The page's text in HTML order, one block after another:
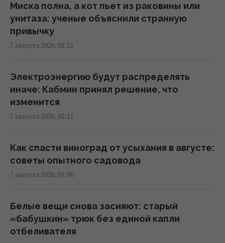
Ученые нашли отпечатки пальцев на
керамике возрастом 8000 лет: что их
удивило
Атака дронов на Москву: аналитики
оценили эффективность работы
российской ПВО
Женщины с дипломами чаще выбирают
успешных мужчин без высшего
Украина ставит Путина на предвыборные
Миска полна, а кот пьет из раковины или
унитаза: ученые объяснили странную
привычку
7 августа 2026, 02:21
Электроэнергию будут распределять
иначе: Кабмин принял решение, что
изменится
7 августа 2026, 02:11
Как спасти виноград от усыхания в августе:
советы опытного садовода
7 августа 2026, 01:00
Белые вещи снова засияют: старый
«бабушкин» трюк без единой капли
отбеливателя